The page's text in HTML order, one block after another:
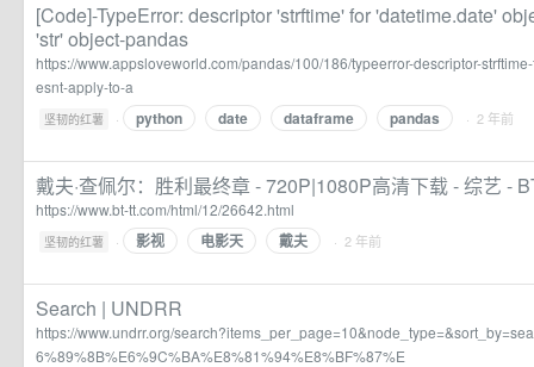
[Code]-TypeError: descriptor 'strftime' for 'datetime.date'
'str' object-pandas
https://www.appsloveworld.com/pandas/100/186/typeerror-descriptor-
esnt-apply-to-a
坚韧的红薯 · python date dataframe pandas · 2 年前
戴夫·查佩尔：胜利最终章 - 720P|1080P高清下载 - 综艺 -
https://www.bt-tt.com/html/12/26642.html
坚韧的红薯 · 影视 电影天 戴夫 · 2 年前
Search | UNDRR
https://www.undrr.org/
6%89%8B%E6%9C%BA%E8%81%94%E8%BF%87%E